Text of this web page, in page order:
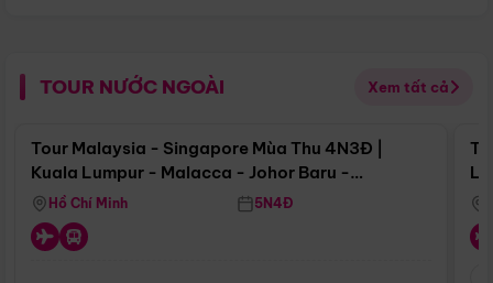
TOUR NƯỚC NGOÀI Xem tất cả
Điểm nổi bật
Tour Malaysia - Singapore Mùa Thu 4N3Đ |
Kuala Lumpur - Malacca - Johor Baru -
Singapore
Hồ Chí Minh 5N4Đ